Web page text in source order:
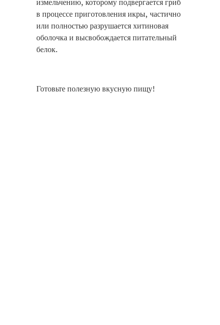
в процессе приготовления икры, частично
или полностью разрушается хитиновая
оболочка и высвобождается питательный
белок.
Готовьте полезную вкусную пищу!